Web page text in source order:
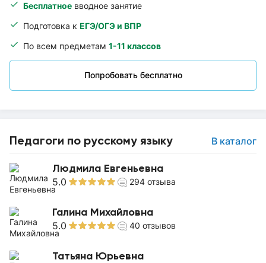
Бесплатное вводное занятие
Подготовка к ЕГЭ/ОГЭ и ВПР
По всем предметам 1-11 классов
Попробовать бесплатно
Педагоги по русскому языку В каталог
Людмила Евгеньевна
5.0 294 отзыва
Галина Михайловна
5.0 40 отзывов
Татьяна Юрьевна